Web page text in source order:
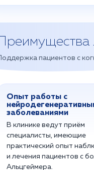
Поддержка пациентов с
Опыт работы с
заболеваниями
В клинике ведут приём
специалисты, имеющие
практический опыт
и лечения пациентов с
Альцгеймера.